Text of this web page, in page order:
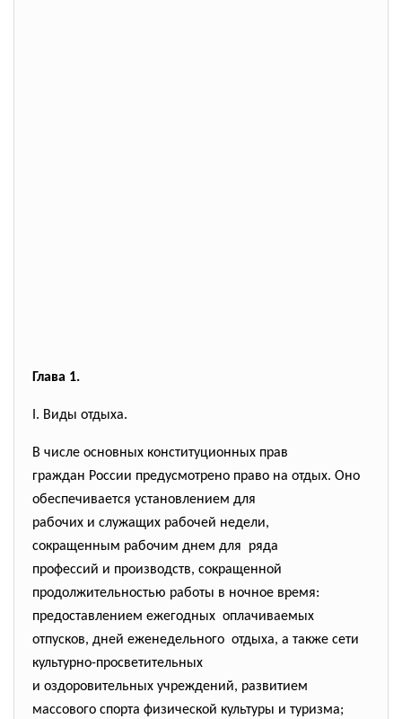
Глава 1.
I. Виды отдыха.
В числе основных конституционных прав
граждан России предусмотрено право на отдых. Оно
обеспечивается установлением для
рабочих и служащих рабочей недели,
сокращенным рабочим днем для ряда
профессий и производств, сокращенной
продолжительностью работы в ночное время:
предоставлением ежегодных оплачиваемых
отпусков, дней еженедельного отдыха, а также сети
культурно-просветительных
и оздоровительных учреждений, развитием
массового спорта физической культуры и туризма;